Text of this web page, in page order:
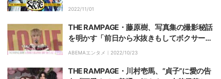
MPAGEにぐーたらしてもらう時間〜』ABE
2022/11/01
THE RAMPAGE・藤原樹、写真集の撮影秘話
を明かす「前日から水抜きもしてボクサー並
みに追い込んだ」
ABEMAエンタメ｜ 2022/10/23
THE RAMPAGE・川村壱馬、“貞子”に愛の告